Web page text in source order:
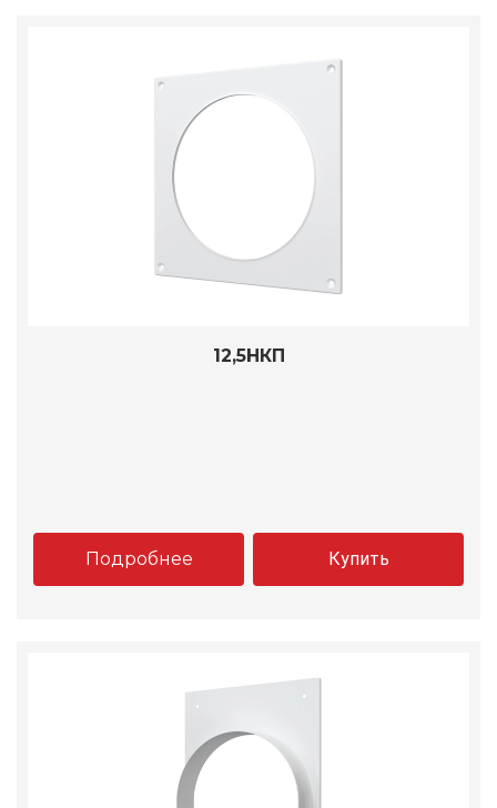
12,5НКП
Подробнее Купить